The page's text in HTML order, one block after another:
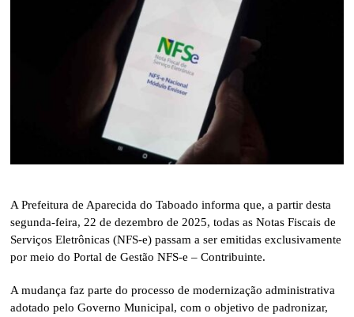
A Prefeitura de Aparecida do Taboado informa que, a partir desta
segunda-feira, 22 de dezembro de 2025, todas as Notas Fiscais de
Serviços Eletrônicas (NFS-e) passam a ser emitidas exclusivamente
por meio do Portal de Gestão NFS-e – Contribuinte.
A mudança faz parte do processo de modernização administrativa
adotado pelo Governo Municipal, com o objetivo de padronizar,